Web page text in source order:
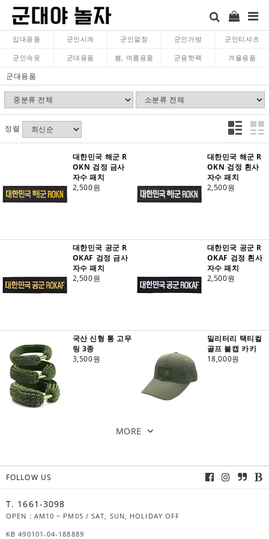
입대용품 군인시계 군인깔창 군인가방 군인티셔츠
군인속옷 군대용품 봄, 여름용품 군용핫팩 겨울용품
군대용품
정렬
대한민국 해군 R
OKN 검정 금사
자수 패치
2,500원
대한민국 해군 R
OKN 검정 흰사
자수 패치
2,500원
대한민국 공군 R
OKAF 검정 금사
자수 패치
2,500원
대한민국 공군 R
OKAF 검정 흰사
자수 패치
2,500원
국산 신형 통 고무
링 3종
3,500원
밀리터리 택티컬
골프 볼캡 카키
18,000원
MORE
FOLLOW US
T. 1661-3098
OPEN : AM10 ~ PM05 / SAT, SUN, HOLIDAY OFF
KB 490101-04-188889